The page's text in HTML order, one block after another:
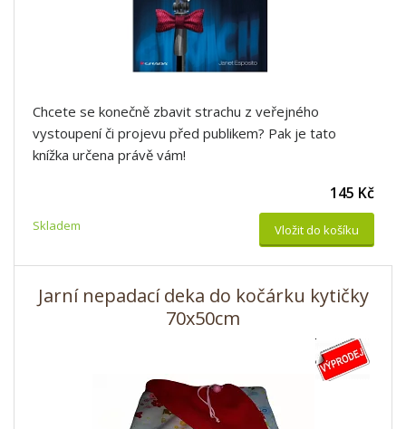
Chcete se konečně zbavit strachu z veřejného
vystoupení či projevu před publikem? Pak je tato
knížka určena právě vám!
Skladem
145 Kč
Vložit do košíku
Jarní nepadací deka do kočárku kytičky
70x50cm